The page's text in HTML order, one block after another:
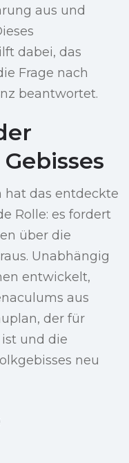
aus und
dabei, das
Frage nach
beantwortet.
hat das entdeckte
Rolle: es fordert
über die
Unabhängig
entwickelt,
aus
der für
und die
neu